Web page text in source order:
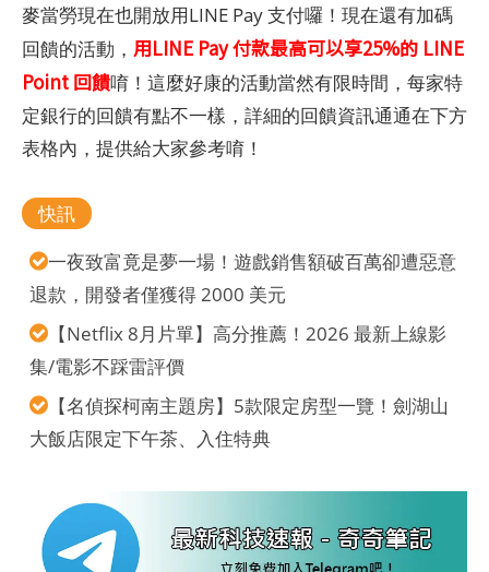
麥當勞現在也開放用LINE Pay 支付囉！現在還有加碼
回饋的活動， 用LINE Pay 付款最高可以享25%的 LINE
Point 回饋唷！這麼好康的活動當然有限時間，每家特
定銀行的回饋有點不一樣，詳細的回饋資訊通通在下方
表格內，提供給大家參考唷！
快訊
一夜致富竟是夢一場！遊戲銷售額破百萬卻遭惡意
退款，開發者僅獲得 2000 美元
【Netflix 8月片單】高分推薦！2026 最新上線影
集/電影不踩雷評價
【名偵探柯南主題房】5款限定房型一覽！劍湖山
大飯店限定下午茶、入住特典